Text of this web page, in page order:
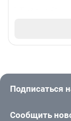
Подписаться
Сообщить